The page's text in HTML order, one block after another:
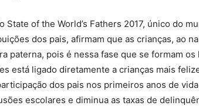
State of the World’s Fathers 2017, único do
dos pais, afirmam que as crianças, ao
paterna, pois é nessa fase que se formam
está ligado diretamente a crianças mais
dos pais nos primeiros anos de
escolares e diminua as taxas de